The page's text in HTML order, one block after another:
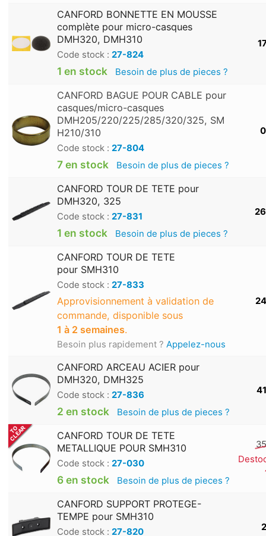
CANFORD BONNETTE EN MOUSSE
complète pour micro-casques
DMH320, DMH310
Code stock : 27-824
1 en stock Besoin de plus de pieces ?
CANFORD BAGUE POUR CABLE pour
casques/micro-casques
DMH205/220/225/285/320/325, SM
H210/310
Code stock : 27-804
7 en stock Besoin de plus de pieces ?
CANFORD TOUR DE TETE pour
DMH320, 325
Code stock : 27-831
1 en stock Besoin de plus de pieces ?
CANFORD TOUR DE TETE
pour SMH310
Code stock : 27-833
Approvisionnement à validation de
commande, disponible sous
1 à 2 semaines.
Besoin plus rapidement ? Appelez-nous
CANFORD ARCEAU ACIER pour
DMH320, DMH325
Code stock : 27-836
2 en stock Besoin de plus de pieces ?
CANFORD TOUR DE TETE
METALLIQUE POUR SMH310
Code stock : 27-030
6 en stock Besoin de plus de pieces ?
CANFORD SUPPORT PROTEGE-
TEMPE pour SMH310
Code stock : 27-820